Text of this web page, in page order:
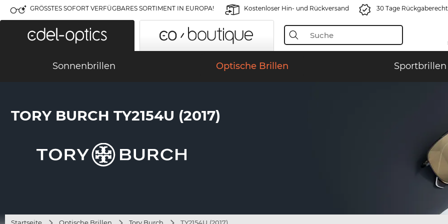
GRÖSSTES SOFORT VERFÜGBARES SORTIMENT IN EUROPA! Kostenloser Hin- und Rückversand 30 Tage Rückgaberecht
Sonnenbrillen Optische Brillen Sportbrillen
TORY BURCH TY2154U (2017)